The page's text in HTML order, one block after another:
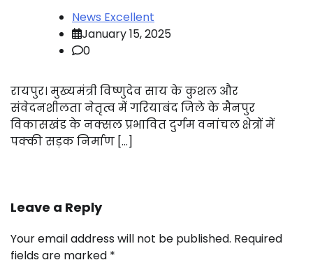
News Excellent
January 15, 2025
0
रायपुर। मुख्यमंत्री विष्णुदेव साय के कुशल और
संवेदनशीलता नेतृत्व में गरियाबंद जिले के मैनपुर
विकासखंड के नक्सल प्रभावित दुर्गम वनांचल क्षेत्रों में
पक्की सड़क निर्माण […]
Leave a Reply
Your email address will not be published. Required
fields are marked *